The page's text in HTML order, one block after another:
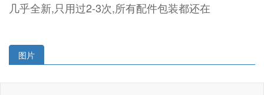
几乎全新,只用过2-3次,所有配件包装都还在
图片